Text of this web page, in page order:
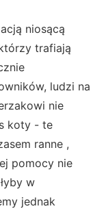
niosącą
trafiają
ludzi na
nie
koty - te
ranne ,
pomocy nie
w
jednak